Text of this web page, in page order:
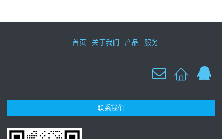
首页 关于我们 产品 服务
联系我们